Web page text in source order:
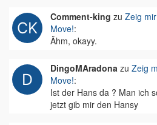
Comment-king zu Zeig
Move!:
Ähm, okayy.
DingoMAradona zu Zeig
Move!:
Ist der Hans da ? Man ich
jetzt gib mir den Hansy